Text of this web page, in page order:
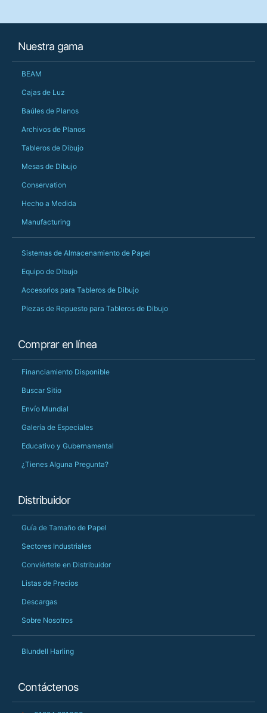
Nuestra gama
BEAM
Cajas de Luz
Baúles de Planos
Archivos de Planos
Tableros de Dibujo
Mesas de Dibujo
Conservation
Hecho a Medida
Manufacturing
Sistemas de Almacenamiento de Papel
Equipo de Dibujo
Accesorios para Tableros de Dibujo
Piezas de Repuesto para Tableros de Dibujo
Comprar en línea
Financiamiento Disponible
Buscar Sitio
Envío Mundial
Galería de Especiales
Educativo y Gubernamental
¿Tienes Alguna Pregunta?
Distribuidor
Guía de Tamaño de Papel
Sectores Industriales
Conviértete en Distribuidor
Listas de Precios
Descargas
Sobre Nosotros
Blundell Harling
Contáctenos